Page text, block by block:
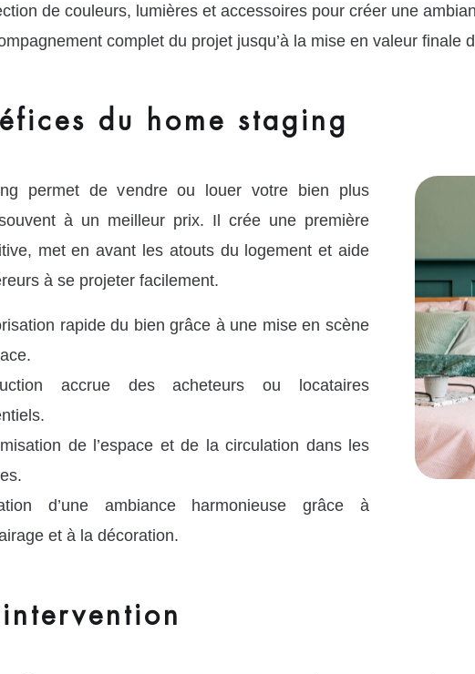
de couleurs, lumières et accessoires pour créer une
complet du projet jusqu’à la mise en valeur finale
du home staging
permet de vendre ou louer votre bien plus
à un meilleur prix. Il crée une première
met en avant les atouts du logement et aide
à se projeter facilement.
rapide du bien grâce à une mise en scène
accrue des acheteurs ou locataires
de l’espace et de la circulation dans les
d’une ambiance harmonieuse grâce à
et à la décoration.